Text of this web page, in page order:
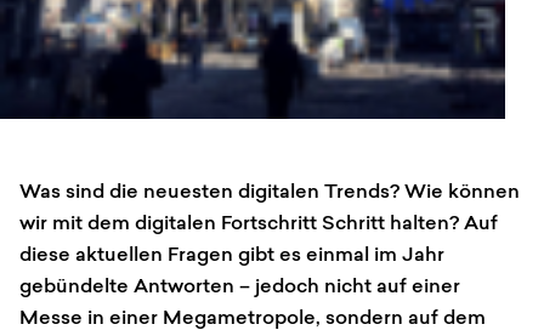
Was sind die neuesten digitalen Trends? Wie können
wir mit dem digitalen Fortschritt Schritt halten? Auf
diese aktuellen Fragen gibt es einmal im Jahr
gebündelte Antworten – jedoch nicht auf einer
Messe in einer Megametropole, sondern auf dem